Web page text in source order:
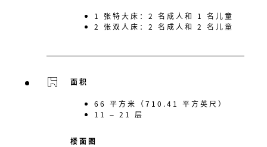
1 张特大床：2 名成人和 1 名儿童
2 张双人床：2 名成人和 2 名儿童
面积
66 平方米（710.41 平方英尺）
11 – 21 层
楼面图